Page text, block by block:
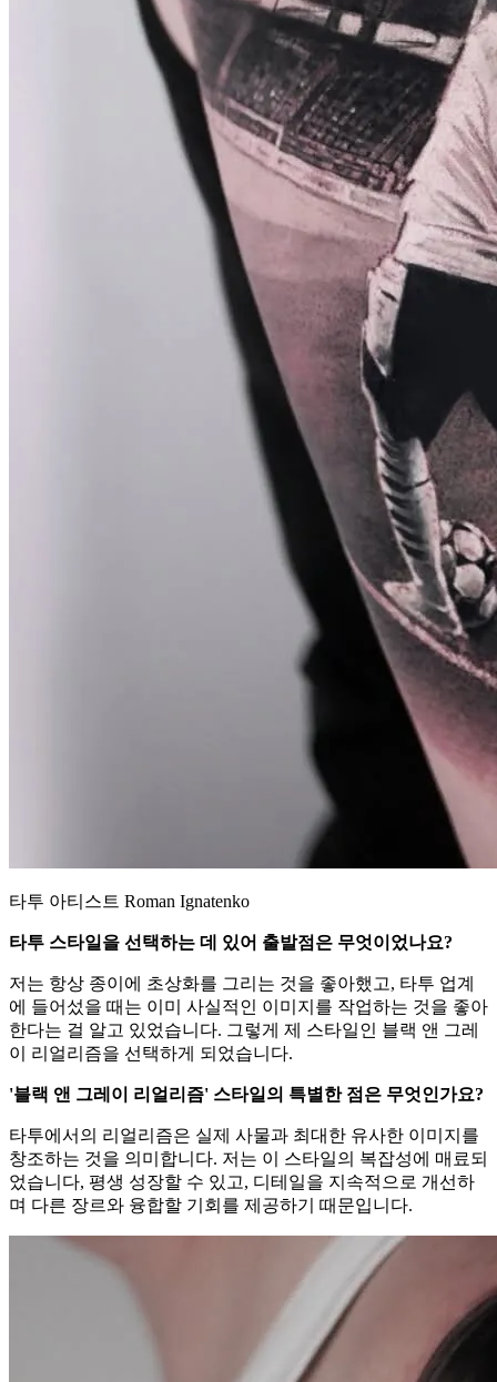
타투 아티스트 Roman Ignatenko
타투 스타일을 선택하는 데 있어 출발점은 무엇이었나요?
저는 항상 종이에 초상화를 그리는 것을 좋아했고, 타투 업계
에 들어섰을 때는 이미 사실적인 이미지를 작업하는 것을 좋아
한다는 걸 알고 있었습니다. 그렇게 제 스타일인 블랙 앤 그레
이 리얼리즘을 선택하게 되었습니다.
'블랙 앤 그레이 리얼리즘' 스타일의 특별한 점은 무엇인가요?
타투에서의 리얼리즘은 실제 사물과 최대한 유사한 이미지를
창조하는 것을 의미합니다. 저는 이 스타일의 복잡성에 매료되
었습니다, 평생 성장할 수 있고, 디테일을 지속적으로 개선하
며 다른 장르와 융합할 기회를 제공하기 때문입니다.